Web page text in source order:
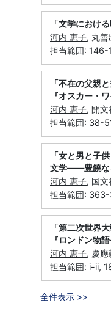
「文学におけ
河内 恵子, 丸
担当範囲: 146-
「不在の父
『オスカー・
河内 恵子, 開
担当範囲: 38-
「女と男と子
文学――豊饒な
河内 恵子, 国
担当範囲:
「第二次世界
『ロンドン物
河内 恵子, 慶
担当範囲: i-ii,
全件表示 >>